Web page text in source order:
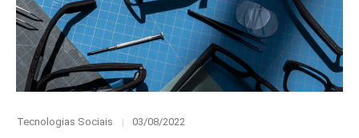
Category
Tecnologias Sociais
Posted
03/08/2022